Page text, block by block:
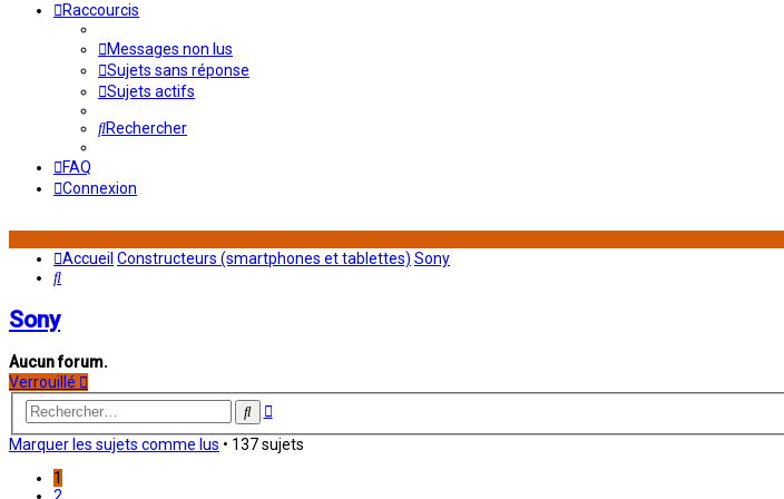
Raccourcis
Messages non lus
Sujets sans réponse
Sujets actifs
Rechercher
FAQ
Connexion
Accueil Constructeurs (smartphones et tablettes) Sony
Rechercher
Sony
Aucun forum.
Verrouillé
Rechercher
Recherche
Marquer les sujets comme lus • 137 sujets
1